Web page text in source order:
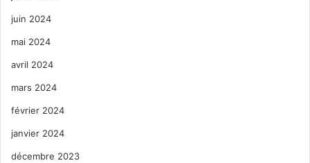
juin 2024
mai 2024
avril 2024
mars 2024
février 2024
janvier 2024
décembre 2023